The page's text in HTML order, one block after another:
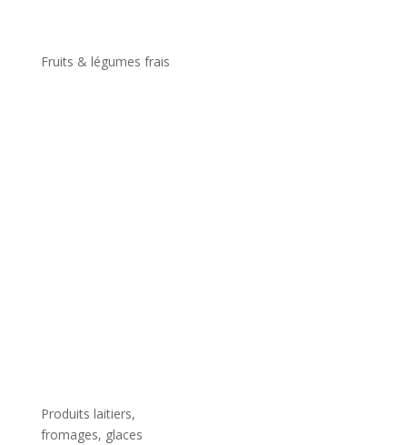
Fruits & légumes frais
Produits laitiers,
fromages, glaces